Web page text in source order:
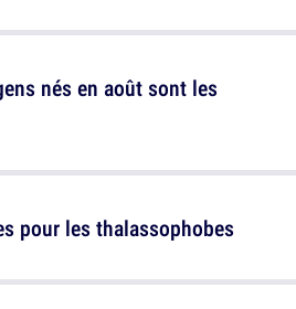
pour les thalassophobes
nés en août sont les